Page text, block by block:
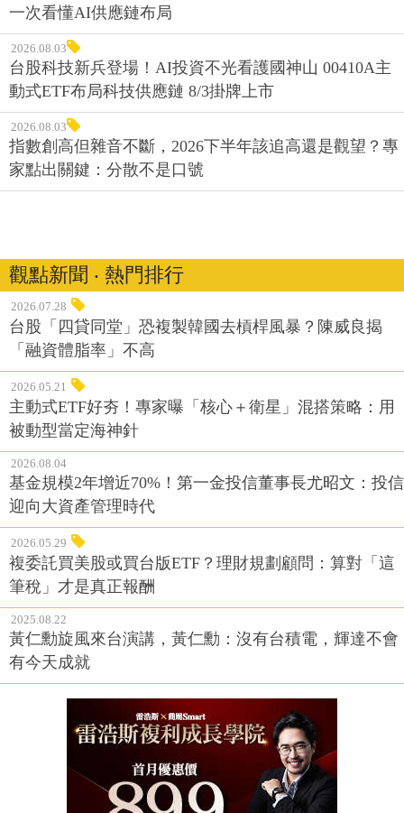
一次看懂AI供應鏈布局
2026.08.03
台股科技新兵登場！AI投資不光看護國神山 00410A主
動式ETF布局科技供應鏈 8/3掛牌上市
2026.08.03
指數創高但雜音不斷，2026下半年該追高還是觀望？專
家點出關鍵：分散不是口號
觀點新聞 ‧ 熱門排行
2026.07.28
台股「四貸同堂」恐複製韓國去槓桿風暴？陳威良揭
「融資體脂率」不高
2026.05.21
主動式ETF好夯！專家曝「核心＋衛星」混搭策略：用
被動型當定海神針
2026.08.04
基金規模2年增近70%！第一金投信董事長尤昭文：投信
迎向大資產管理時代
2026.05.29
複委託買美股或買台版ETF？理財規劃顧問：算對「這
筆稅」才是真正報酬
2025.08.22
黃仁勳旋風來台演講，黃仁勳：沒有台積電，輝達不會
有今天成就